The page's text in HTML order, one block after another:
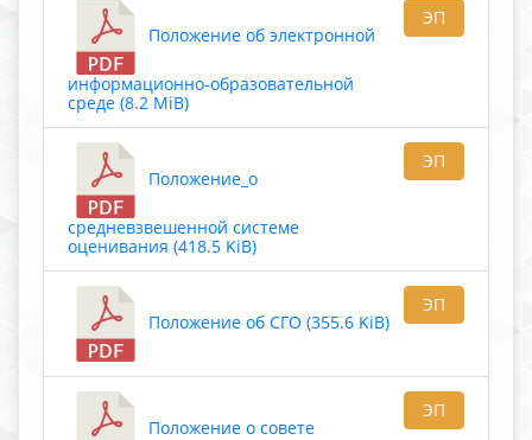
Положение об электронной
информационно-образовательной
среде (8.2 MiB)
ЭП
Положение_о
средневзвешенной системе
оценивания (418.5 KiB)
ЭП
Положение об СГО (355.6 KiB)
ЭП
Положение о совете
ЭП